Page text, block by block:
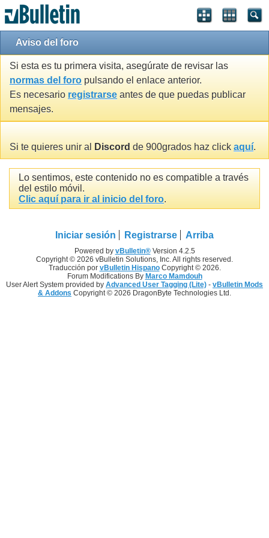
Aviso del foro
Si esta es tu primera visita, asegúrate de revisar las
normas del foro pulsando el enlace anterior.
Es necesario registrarse antes de que puedas publicar
mensajes.
Si te quieres unir al Discord de 900grados haz click aquí.
Lo sentimos, este contenido no es compatible a través
del estilo móvil.
Clic aquí para ir al inicio del foro.
Iniciar sesión Registrarse Arriba
Powered by vBulletin®Version 4.2.5
Copyright © 2026 vBulletin Solutions, Inc. All rights reserved.
Traducción por vBulletin HispanoCopyright © 2026.
Forum Modifications By Marco Mamdouh
User Alert System provided by Advanced User Tagging (Lite) - vBulletin Mods
& Addons Copyright © 2026 DragonByte Technologies Ltd.